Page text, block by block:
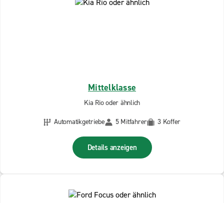
Mittelklasse
Kia Rio oder ähnlich
Automatikgetriebe
5 Mitfahrer 3 Koffer
Details anzeigen